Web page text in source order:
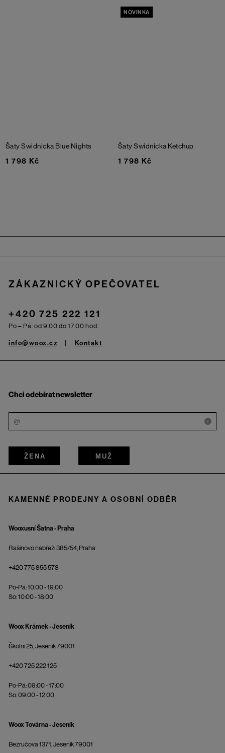
Šaty Swidnicka Blue Nights
1 798 Kč
NOVINKA
Šaty Swidnicka Ketchup
1 798 Kč
ZÁKAZNICKÝ OPEČOVATEL
+420 725 222 121
Po – Pá: od 9.00 do 17.00 hod.
info@woox.cz Kontakt
Chci odebírat newsletter
i
ŽENA MUŽ
KAMENNÉ PRODEJNY A OSOBNÍ ODBĚR
Wooxusní Šatna - Praha
Rašínovo nábřeží 385/54, Praha
+420 775 855 578
Po-Pá: 10:00 - 19:00
So: 10:00 - 18:00
Woox Krámek - Jeseník
Školní 25, Jeseník 79001
+420 725 222 125
Po-Pá: 09:00 - 17:00
So: 09:00 - 12:00
Woox Továrna - Jeseník
Bezručova 1371, Jeseník 79001